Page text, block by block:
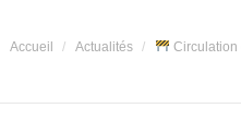
Vous êtes ici :
Accueil Actualités Circulation